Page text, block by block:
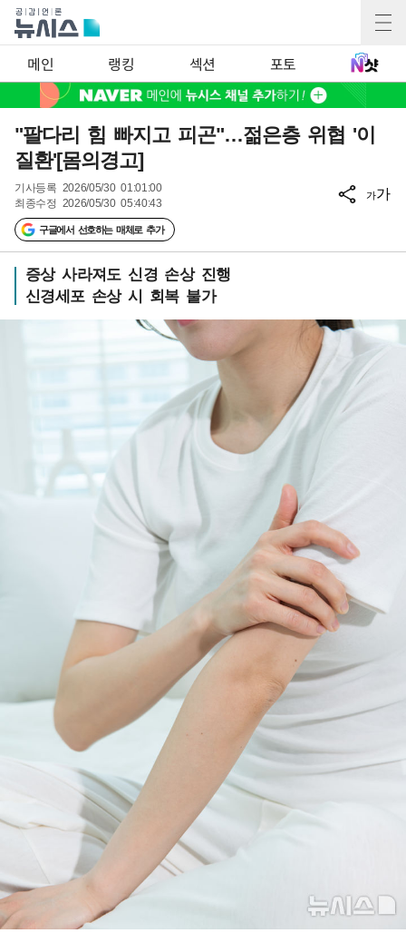
메인 랭킹 섹션 포토
"팔다리 힘 빠지고 피곤"…젊은층 위협 '이
질환'[몸의경고]
기사등록 2026/05/30 01:01:00
최종수정 2026/05/30 05:40:43
구글에서 선호하는 매체로 추가
가가
증상 사라져도 신경 손상 진행
신경세포 손상 시 회복 불가